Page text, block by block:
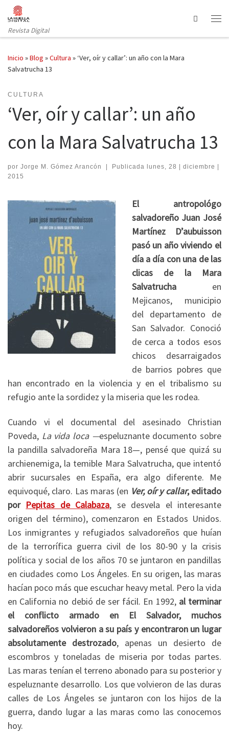
Saltar al contenido
Revista Digital
Search
Inicio »Blog »Cultura » ‘Ver, oír y callar’: un año con la Mara
Salvatrucha 13
CULTURA
‘Ver, oír y callar’: un año
con la Mara Salvatrucha 13
por Jorge M. Gómez Arancón | Publicada lunes, 28 | diciembre |
2015
El antropológo
salvadoreño Juan José
Martínez D’aubuisson
pasó un año viviendo el
día a día con una de las
clicas de la Mara
Salvatruchaen
Mejicanos, municipio
del departamento de
San Salvador. Conoció
de cerca a todos esos
chicos desarraigados
de barrios pobres que
han encontrado en la violencia y en el tribalismo su
refugio ante la sordidez y la miseria que les rodea.
Cuando vi el documental del asesinado Christian
Poveda, La vida loca —espeluznante documento sobre
la pandilla salvadoreña Mara 18—, pensé que quizá su
archienemiga, la temible Mara Salvatrucha, que intentó
abrir sucursales en España, era algo diferente. Me
equivoqué, claro. Las maras (en Ver, oír y callar, editado
por Pepitas de Calabaza, se desvela el interesante
origen del término), comenzaron en Estados Unidos.
Los inmigrantes y refugiados salvadoreños que huían
de la terrorífica guerra civil de los 80-90 y la crisis
política y social de los años 70 se juntaron en pandillas
en ciudades como Los Ángeles. En su origen, las maras
hacían poco más que escuchar heavy metal. Pero la vida
en California no debió de ser fácil. En 1992, al terminar
el conflicto armado en El Salvador, muchos
salvadoreños volvieron a su país y encontraron un lugar
absolutamente destrozado, apenas un desierto de
escombros y toneladas de miseria por todas partes.
Las maras tenían el terreno abonado para su posterior y
espeluznante desarrollo. Los que volvieron de las duras
calles de Los Ángeles se juntaron con los hijos de la
guerra, dando lugar a las maras como las conocemos
hoy.